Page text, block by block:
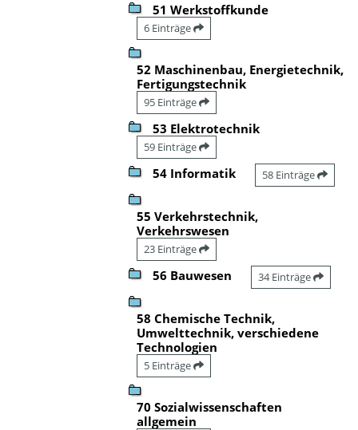
51 Werkstoffkunde
6 Einträge
52 Maschinenbau, Energietechnik,
Fertigungstechnik
95 Einträge
53 Elektrotechnik
59 Einträge
54 Informatik 58 Einträge
55 Verkehrstechnik,
Verkehrswesen
23 Einträge
56 Bauwesen 34 Einträge
58 Chemische Technik,
Umwelttechnik, verschiedene
Technologien
5 Einträge
70 Sozialwissenschaften
allgemein